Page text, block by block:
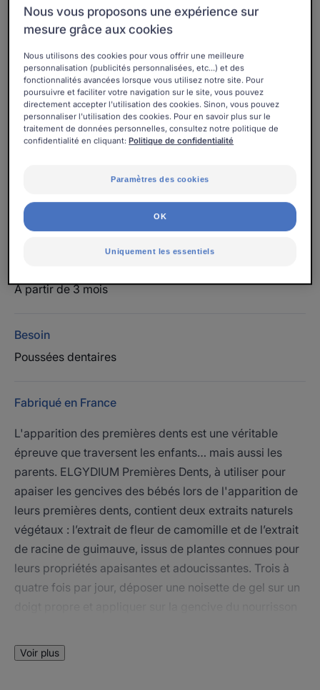
Un gel de massage gingival qui apaise l'inconfort lié à
l’apparition des premières dents des nourrissons.
Gel gingival apaisant à l'extrait de camomille
Texture gel. 97% d'ingrédients d'origine naturelle.
Utilisable par
Nourrissons - Bébés
À partir de 3 mois
Besoin
Poussées dentaires
Fabriqué en France
L'apparition des premières dents est une véritable
épreuve que traversent les enfants… mais aussi les
parents. ELGYDIUM Premières Dents, à utiliser pour
apaiser les gencives des bébés lors de l'apparition de
leurs premières dents, contient deux extraits naturels
végétaux : l’extrait de fleur de camomille et de l’extrait
de racine de guimauve, issus de plantes connues pour
leurs propriétés apaisantes et adoucissantes. Trois à
quatre fois par jour, déposer une noisette de gel sur un
durablement l'inconfort lié à cette étape
incontournable.
Voir plus
Nous vous proposons une expérience sur
mesure grâce aux cookies
Nous utilisons des cookies pour vous offrir une meilleure
personnalisation (publicités personnalisées, etc...) et des
fonctionnalités avancées lorsque vous utilisez notre site. Pour
poursuivre et faciliter votre navigation sur le site, vous pouvez
directement accepter l'utilisation des cookies. Sinon, vous pouvez
personnaliser l'utilisation des cookies. Pour en savoir plus sur le
traitement de données personnelles, consultez notre politique de
confidentialité en cliquant:Politique de confidentialité
Paramètres des cookies
Uniquement les essentiels
OK